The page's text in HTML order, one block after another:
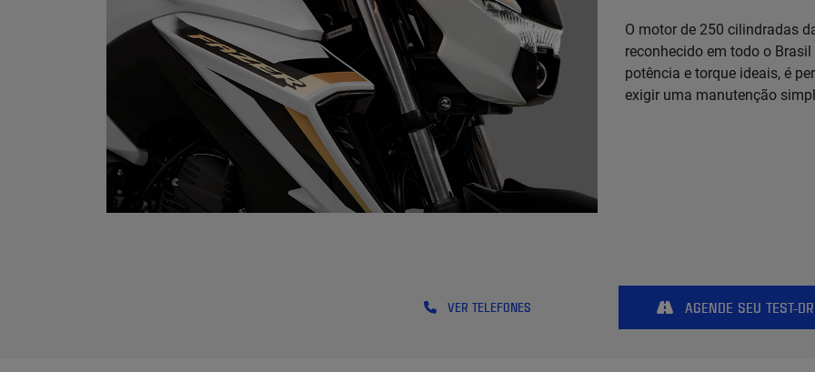
O motor de 250 cilindradas
reconhecido em todo o
potência e torque ideais, é
exigir uma manutenção
VER TELEFONES AGENDE SEU TEST-